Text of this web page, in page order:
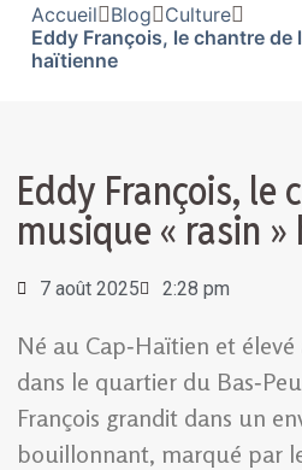
Accueil Blog
Culture
Eddy François, le chantre de
haïtienne
Eddy François, le
musique « rasin
7 août 2025 2:28 pm
Né au Cap‑Haïtien et élevé
dans le quartier du
François grandit dans un
bouillonnant, marqué par